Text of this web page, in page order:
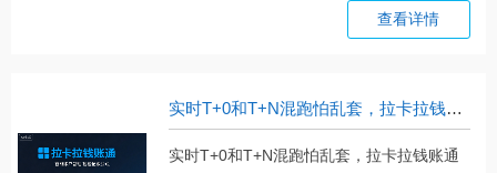
查看详情
实时T+0和T+N混跑怕乱套，拉卡拉钱账通分账异步解耦
实时T+0和T+N混跑怕乱套，拉卡拉钱账通